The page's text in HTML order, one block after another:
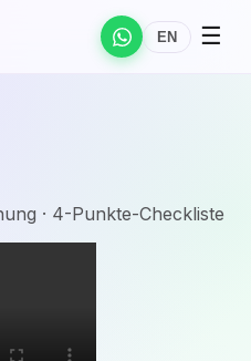
EN ☰
· 4-Punkte-Checkliste